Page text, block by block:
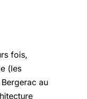
fois,
(les
au